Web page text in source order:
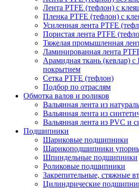
Лента PTFE (тефлон) с
Пленка PTFE (тефлон) с
Усиленная лента PTFE
Пористая лента PTFE
Тяжелая промышленная
Ламинированная лента
Арамидная ткань (кевлар) с
покрытием
Сетка PTFE (тефлон)
Подбор по отраслям
Обмотка валов и роликов
Вальянная лента из
Вальянная лента из
Вальянная лента из PVC и
Подшипники
Шариковые подшипники
Шарикоподшипники
Шпиндельные подшипники
Роликовые подшипники
Закрепительные, стяжные
Цилиндрические